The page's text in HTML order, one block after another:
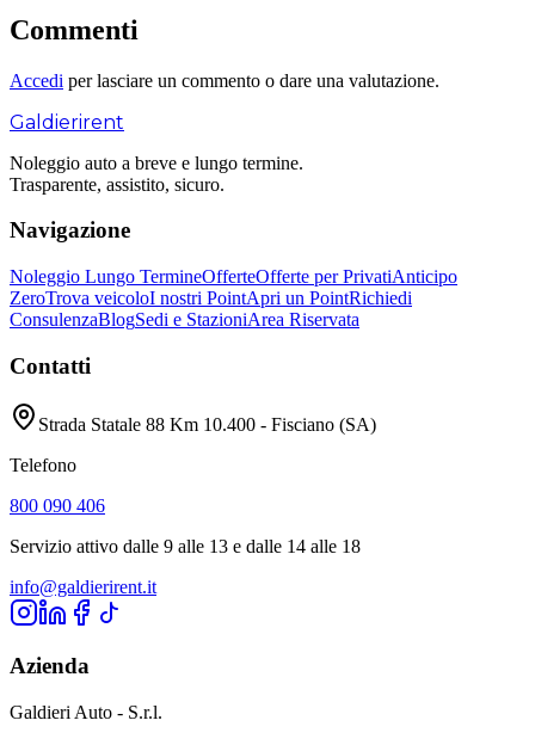
Commenti
Accedi per lasciare un commento o dare una valutazione.
Galdierirent
Noleggio auto a breve e lungo termine.
Trasparente, assistito, sicuro.
Navigazione
Noleggio Lungo TermineOfferteOfferte per PrivatiAnticipo
ZeroTrova veicoloI nostri PointApri un PointRichiedi
ConsulenzaBlogSedi e StazioniArea Riservata
Contatti
Strada Statale 88 Km 10.400 - Fisciano (SA)
Telefono
800 090 406
Servizio attivo dalle 9 alle 13 e dalle 14 alle 18
info@galdierirent.it
Azienda
Galdieri Auto - S.r.l.